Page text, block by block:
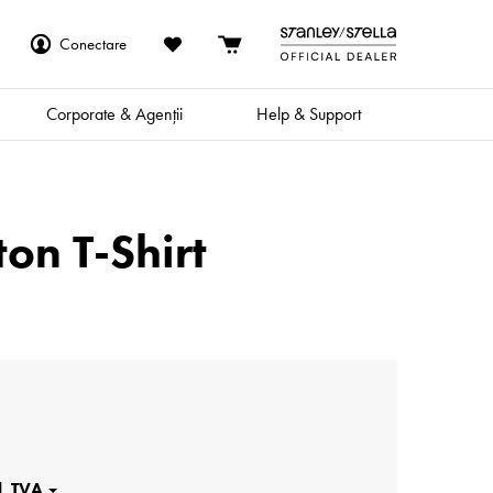
Conectare
Corporate & Agenții Help & Support
T-Shirt